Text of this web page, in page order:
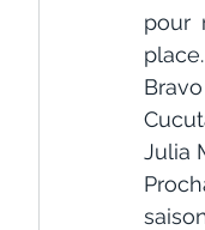
pour
place.
Julia